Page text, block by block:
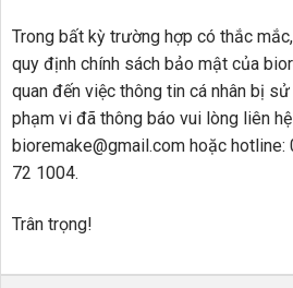
Trong bất kỳ trường hợp có thắc
quy định chính sách bảo mật của
quan đến việc thông tin cá nhân bị
phạm vi đã thông báo vui lòng liên
bioremake@gmail.com hoặc
72 1004.
Trân trọng!